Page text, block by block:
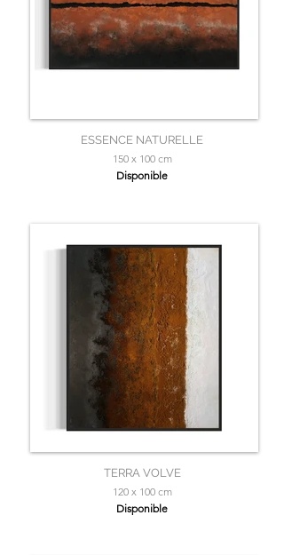
ESSENCE NATURELLE
150 x 100 cm
Disponible
TERRA VOLVE
120 x 100 cm
Disponible